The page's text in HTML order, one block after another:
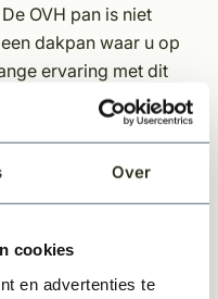
Over
cookies
en advertenties te
OVH pan is niet
dakpan waar u op
ervaring met dit
'traditioneel' en
populariteit
met bijbehorende
en leent zich
moderne bouwstijl.